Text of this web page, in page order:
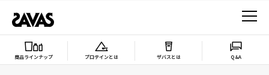
商品ラインナップ プロテインとは ザバスとは Q&A